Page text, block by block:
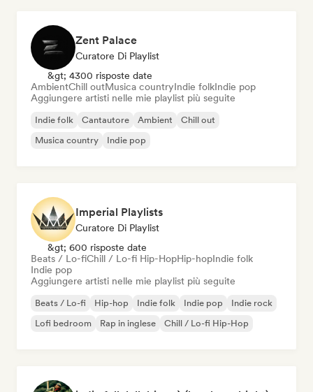
Zent Palace
Curatore Di Playlist
&gt; 4300 risposte date
AmbientChill outMusica countryIndie folkIndie pop
Aggiungere artisti nelle mie playlist più seguite
Indie folk Cantautore Ambient
Chill out
Musica country
Indie pop
Imperial Playlists
Curatore Di Playlist
&gt; 600 risposte date
Beats / Lo-fiChill / Lo-fi Hip-HopHip-hopIndie folk
Indie pop
Aggiungere artisti nelle mie playlist più seguite
Beats / Lo-fi Hip-hop Indie folk Indie pop
Indie rock
Lofi bedroom
Rap in inglese Chill / Lo-fi Hip-Hop